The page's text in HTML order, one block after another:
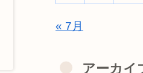
« 7月
アーカイ